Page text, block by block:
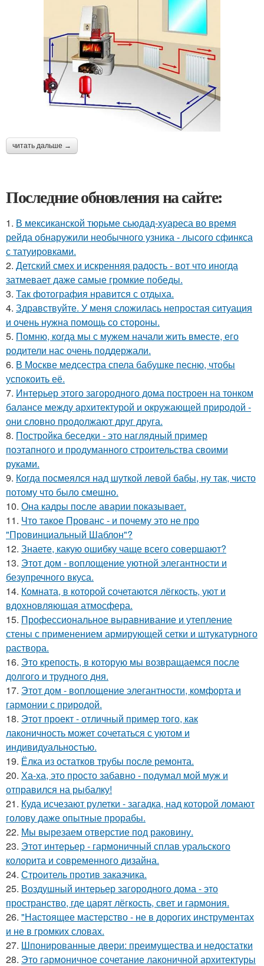
читать дальше →
Последние обновления на сайте:
1. В мексиканской тюрьме сьюдад-хуареса во время
рейда обнаружили необычного узника - лысого сфинкса
с татуировками.
2. Детский смех и искренняя радость - вот что иногда
затмевает даже самые громкие победы.
3. Так фотография нравится с отдыха.
4. Здравствуйте. У меня сложилась непростая ситуация
и очень нужна помощь со стороны.
5. Помню, когда мы с мужем начали жить вместе, его
родители нас очень поддержали.
6. В Москве медсестра спела бабушке песню, чтобы
успокоить её.
7. Интерьер этого загородного дома построен на тонком
балансе между архитектурой и окружающей природой -
они словно продолжают друг друга.
8. Постройка беседки - это наглядный пример
поэтапного и продуманного строительства своими
руками.
9. Когда посмеялся над шуткой левой бабы, ну так, чисто
потому что было смешно.
10. Она кадры после аварии показывает.
11. Что такое Прованс - и почему это не про
"Провинциальный Шаблон"?
12. Знаете, какую ошибку чаще всего совершают?
13. Этот дом - воплощение уютной элегантности и
безупречного вкуса.
14. Комната, в которой сочетаются лёгкость, уют и
вдохновляющая атмосфера.
15. Профессиональное выравнивание и утепление
стены с применением армирующей сетки и штукатурного
раствора.
16. Это крепость, в которую мы возвращаемся после
долгого и трудного дня.
17. Этот дом - воплощение элегантности, комфорта и
гармонии с природой.
18. Этот проект - отличный пример того, как
лаконичность может сочетаться с уютом и
индивидуальностью.
19. Ёлка из остатков трубы после ремонта.
20. Ха-ха, это просто забавно - подумал мой муж и
отправился на рыбалку!
21. Куда исчезают рулетки - загадка, над которой ломают
голову даже опытные прорабы.
22. Мы вырезаем отверстие под раковину.
23. Этот интерьер - гармоничный сплав уральского
колорита и современного дизайна.
24. Строитель против заказчика.
25. Воздушный интерьер загородного дома - это
пространство, где царят лёгкость, свет и гармония.
26. "Настоящее мастерство - не в дорогих инструментах
и не в громких словах.
27. Шпонированные двери: преимущества и недостатки
28. Это гармоничное сочетание лаконичной архитектуры